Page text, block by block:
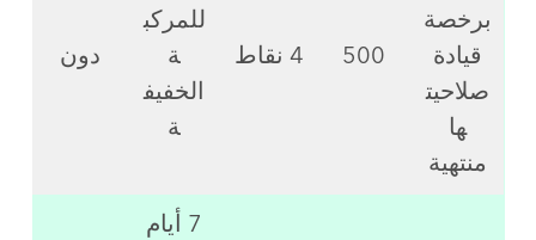
برخصة
قيادة
صلاحيت
ها
منتهية
500 4 نقاط
للمركب
ة
الخفيف
ة
دون
7 أيام